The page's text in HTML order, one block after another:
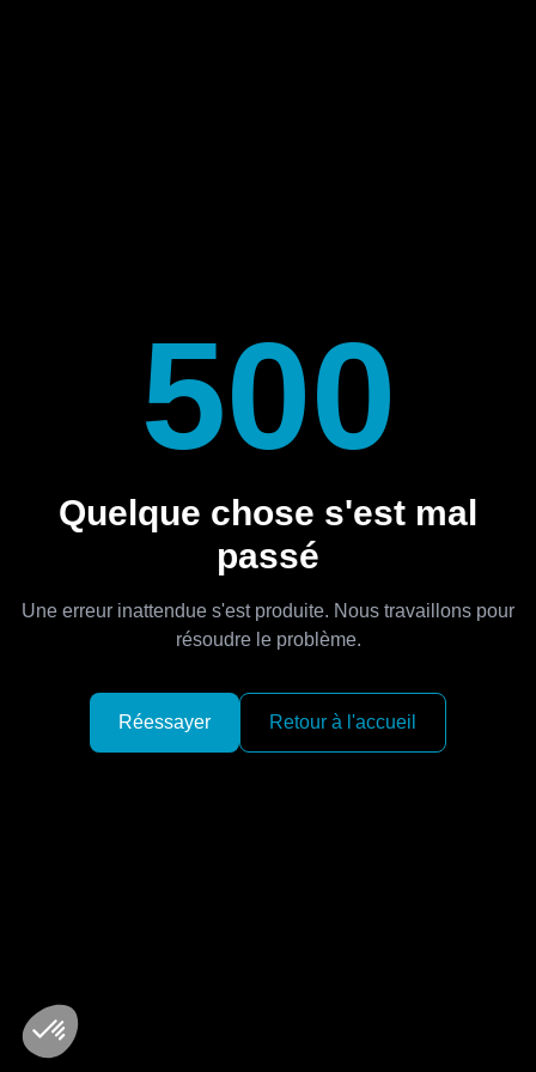
500
Quelque chose s'est mal
passé
Une erreur inattendue s'est produite. Nous travaillons pour
résoudre le problème.
Réessayer Retour à l'accueil